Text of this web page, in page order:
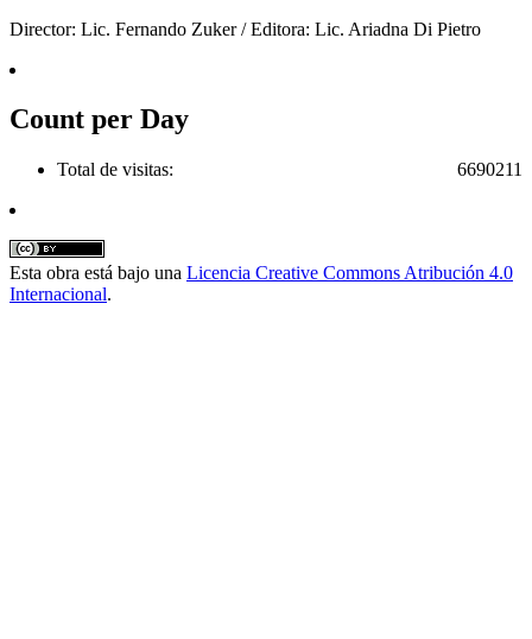
Director: Lic. Fernando Zuker / Editora: Lic. Ariadna Di Pietro
Count per Day
6690211
Total de visitas:
Esta obra está bajo una Licencia Creative Commons Atribución 4.0
Internacional.